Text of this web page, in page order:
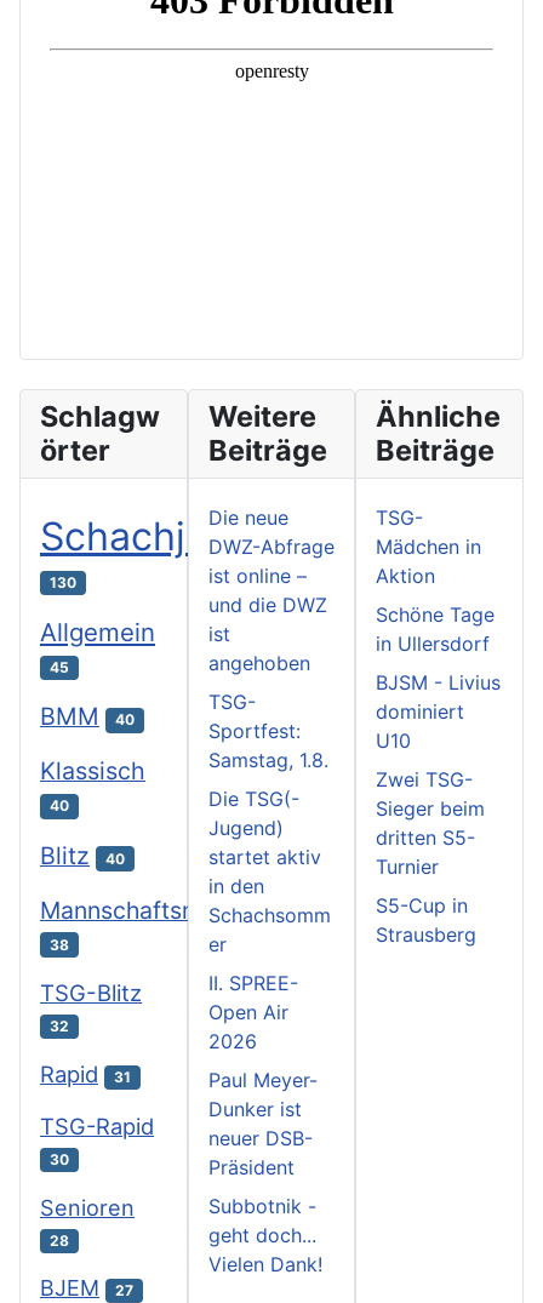
Schlagw
örter
Schachjugend
130
Allgemein
45
BMM 40
Klassisch
40
Blitz 40
Mannschaftsmeisterschaften
38
TSG-Blitz
32
Rapid 31
TSG-Rapid
30
Senioren
28
BJEM 27
Weitere
Beiträge
Die neue
DWZ-Abfrage
ist online –
und die DWZ
ist
angehoben
TSG-
Sportfest:
Samstag, 1.8.
Die TSG(-
Jugend)
startet aktiv
in den
Schachsomm
er
II. SPREE-
Open Air
2026
Paul Meyer-
Dunker ist
neuer DSB-
Präsident
Subbotnik -
geht doch...
Vielen Dank!
Ähnliche
Beiträge
TSG-
Mädchen in
Aktion
Schöne Tage
in Ullersdorf
BJSM - Livius
dominiert
U10
Zwei TSG-
Sieger beim
dritten S5-
Turnier
S5-Cup in
Strausberg